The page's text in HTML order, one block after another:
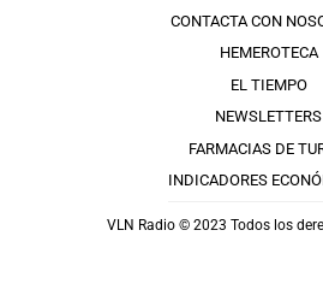
CONTACTA CON
HEMEROTECA
EL TIEMPO
NEWSLETTERS
FARMACIAS DE
INDICADORES
VLN Radio © 2023 Todos los